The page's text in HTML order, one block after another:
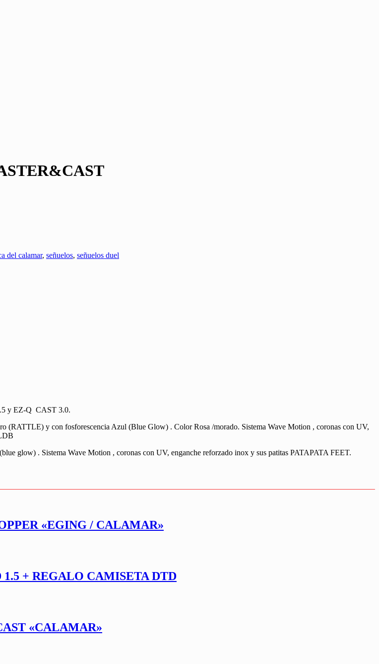
del calamar, señuelos, señuelos duel
y EZ-Q CAST 3.0.
(RATTLE) y con fosforescencia Azul (Blue Glow) . Color Rosa /morado. Sistema Wave Motion , coronas con UV,
glow) . Sistema Wave Motion , coronas con UV, enganche reforzado inox y sus patitas PATAPATA FEET.
«EGING / CALAMAR»
+ REGALO CAMISETA DTD
«CALAMAR»